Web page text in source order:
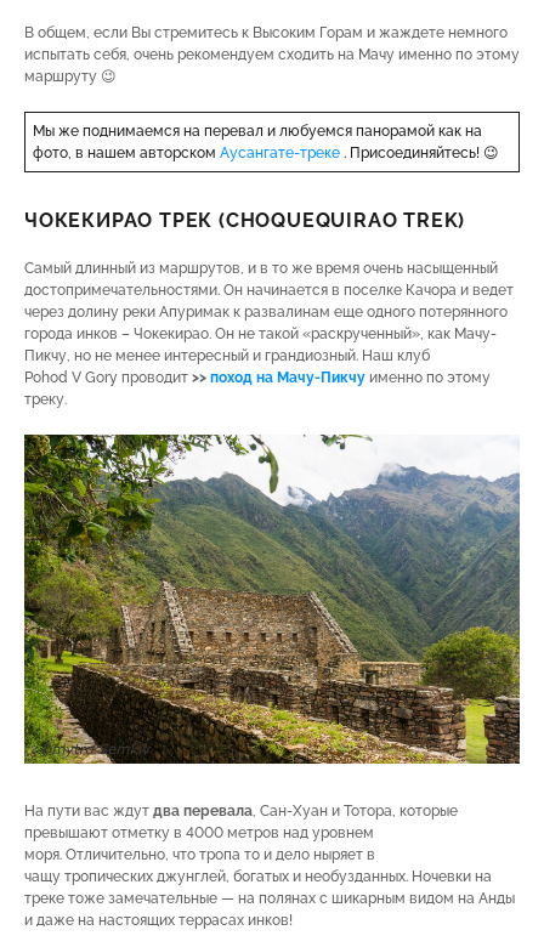
В общем, если Вы стремитесь к Высоким Горам и жаждете немного
испытать себя, очень рекомендуем сходить на Мачу именно по этому
маршруту 😉
Мы же поднимаемся на перевал и любуемся панорамой как на
фото, в нашем авторском Аусангате-треке . Присоединяйтесь! 😉
ЧОКЕКИРАО ТРЕК (CHOQUEQUIRAO TREK)
Самый длинный из маршрутов, и в то же время очень насыщенный
достопримечательностями. Он начинается в поселке Качора и ведет
через долину реки Апуримак к развалинам еще одного потерянного
города инков – Чокекирао. Он не такой «раскрученный», как Мачу-
Пикчу, но не менее интересный и грандиозный. Наш клуб
Pohod V Gory проводит >> поход на Мачу-Пикчу именно по этому
треку.
На пути вас ждут два перевала, Сан-Хуан и Тотора, которые
превышают отметку в 4000 метров над уровнем
моря. Отличительно, что тропа то и дело ныряет в
чащу тропических джунглей, богатых и необузданных. Ночевки на
треке тоже замечательные — на полянах с шикарным видом на Анды
и даже на настоящих террасах инков!